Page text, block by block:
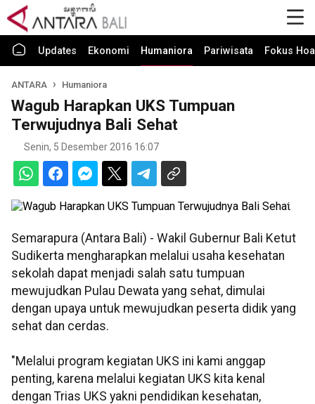
Updates Ekonomi Humaniora Pariwisata Fokus
ANTARA Humaniora
Wagub Harapkan UKS Tumpuan
Terwujudnya Bali Sehat
Senin, 5 Desember 2016 16:07
Semarapura (Antara Bali) - Wakil Gubernur Bali Ketut
Sudikerta mengharapkan melalui usaha kesehatan
sekolah dapat menjadi salah satu tumpuan
mewujudkan Pulau Dewata yang sehat, dimulai
dengan upaya untuk mewujudkan peserta didik yang
sehat dan cerdas.
"Melalui program kegiatan UKS ini kami anggap
penting, karena melalui kegiatan UKS kita kenal
dengan Trias UKS yakni pendidikan kesehatan,